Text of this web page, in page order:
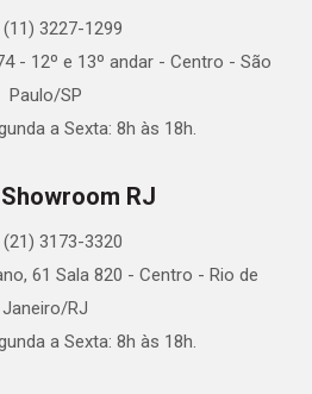
(11) 3227-1299
- 12º e 13º andar - Centro - São
Paulo/SP
a Sexta: 8h às 18h.
RJ
(21) 3173-3320
61 Sala 820 - Centro - Rio de
Janeiro/RJ
a Sexta: 8h às 18h.